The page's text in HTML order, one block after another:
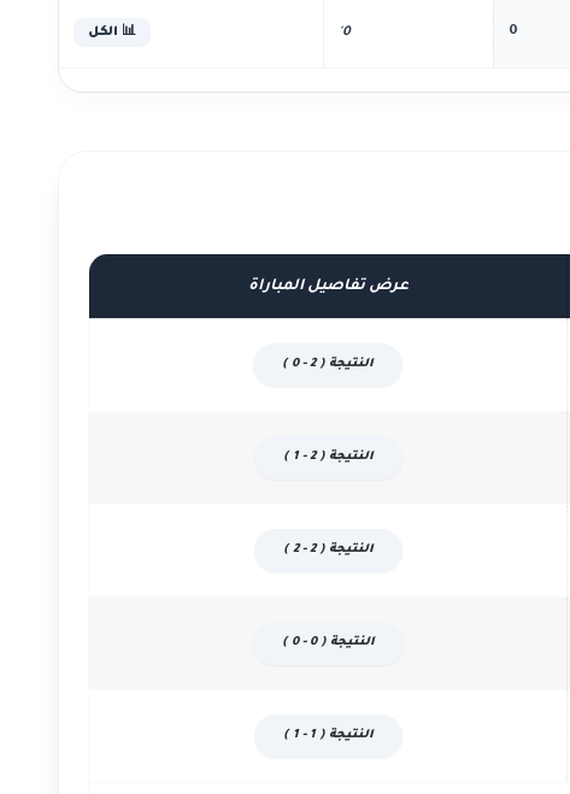
0
0' 📊 الكل
عرض تفاصيل المباراة
النتيجة ( 2 - 0 )
النتيجة ( 2 - 1 )
النتيجة ( 2 - 2 )
النتيجة ( 0 - 0 )
النتيجة ( 1 - 1 )